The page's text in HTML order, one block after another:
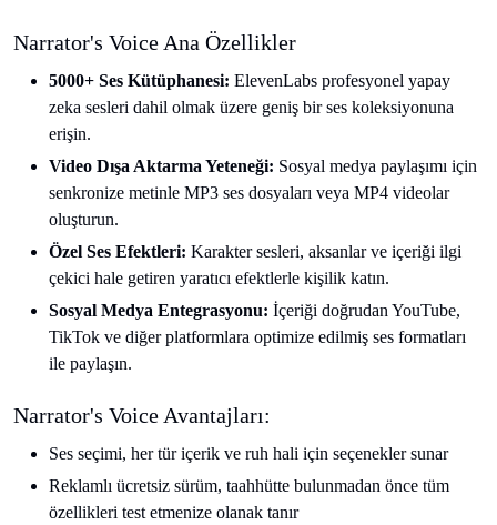
Narrator's Voice Ana Özellikler
5000+ Ses Kütüphanesi: ElevenLabs profesyonel yapay
zeka sesleri dahil olmak üzere geniş bir ses koleksiyonuna
erişin.
Video Dışa Aktarma Yeteneği: Sosyal medya paylaşımı için
senkronize metinle MP3 ses dosyaları veya MP4 videolar
oluşturun.
Özel Ses Efektleri: Karakter sesleri, aksanlar ve içeriği ilgi
çekici hale getiren yaratıcı efektlerle kişilik katın.
Sosyal Medya Entegrasyonu: İçeriği doğrudan YouTube,
TikTok ve diğer platformlara optimize edilmiş ses formatları
ile paylaşın.
Narrator's Voice Avantajları:
Ses seçimi, her tür içerik ve ruh hali için seçenekler sunar
Reklamlı ücretsiz sürüm, taahhütte bulunmadan önce tüm
özellikleri test etmenize olanak tanır